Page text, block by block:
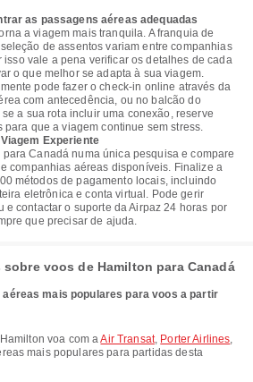
as passagens aéreas adequadas
a viagem mais tranquila. A franquia de
de assentos variam entre companhias
isso vale a pena verificar os detalhes de cada
o que melhor se adapta à sua viagem.
pode fazer o check-in online através da
com antecedência, ou no balcão do
a sua rota incluir uma conexão, reserve
para que a viagem continue sem stress.
Experiente
Canadá numa única pesquisa e compare
companhias aéreas disponíveis. Finalize a
métodos de pagamento locais, incluindo
eletrônica e conta virtual. Pode gerir
e contactar o suporte da Airpaz 24 horas por
que precisar de ajuda.
voos de Hamilton para Canadá
mais populares para voos a partir
voa com aAir Transat, Porter Airlines,
mais populares para partidas desta